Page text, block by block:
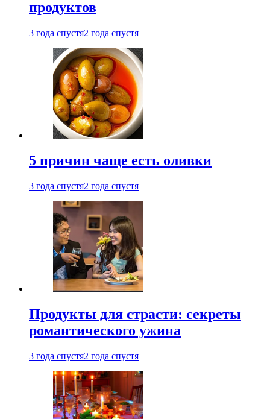
продуктов
3 года спустя2 года спустя
5 причин чаще есть оливки
3 года спустя2 года спустя
Продукты для страсти: секреты
романтического ужина
3 года спустя2 года спустя